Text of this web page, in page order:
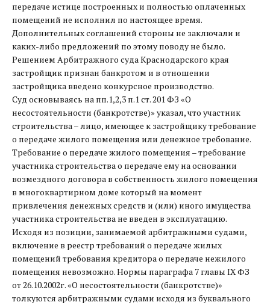
передаче истице построенных и полностью оплаченных
помещений не исполнил по настоящее время.
Дополнительных соглашений стороны не заключали и
каких-либо предложений по этому поводу не было.
Решением Арбитражного суда Краснодарского края
застройщик признан банкротом и в отношении
застройщика введено конкурсное производство.
Суд основываясь на пп.1,2,3 п.1 ст. 201 ФЗ «О
несостоятельности (банкротстве)» указал, что участник
строительства – лицо, имеющее к застройщику требование
о передаче жилого помещения или денежное требование.
Требование о передаче жилого помещения – требование
участника строительства о передаче ему на основании
возмездного договора в собственность жилого помещения
в многоквартирном доме который на момент
привлечения денежных средств и (или) иного имущества
участника строительства не введен в эксплуатацию.
Исходя из позиции, занимаемой арбитражными судами,
включение в реестр требований о передаче жилых
помещений требования кредитора о передаче нежилого
помещения невозможно. Нормы параграфа 7 главы IX ФЗ
от 26.10.2002г. «О несостоятельности (банкротстве)»
толкуются арбитражными судами исходя из буквального